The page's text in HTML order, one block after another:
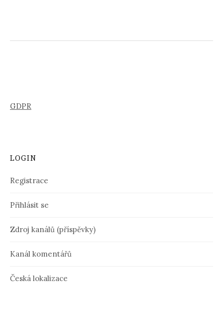
GDPR
LOGIN
Registrace
Přihlásit se
Zdroj kanálů (příspěvky)
Kanál komentářů
Česká lokalizace